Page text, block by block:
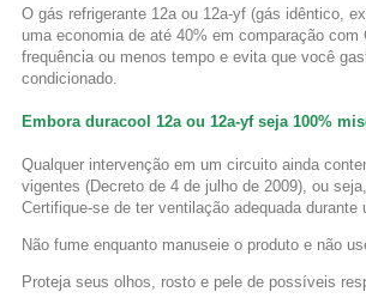
O gás refrigerante 12a ou 12a-yf (gás idêntico,
uma economia de até 40% em comparação
frequência ou menos tempo e evita que você
condicionado.
Embora duracool 12a ou 12a-yf seja 100%
Qualquer intervenção em um circuito ainda
vigentes (Decreto de 4 de julho de 2009), ou
Certifique-se de ter ventilação adequada durante
Não fume enquanto manuseie o produto e não
Proteja seus olhos, rosto e pele de possíveis